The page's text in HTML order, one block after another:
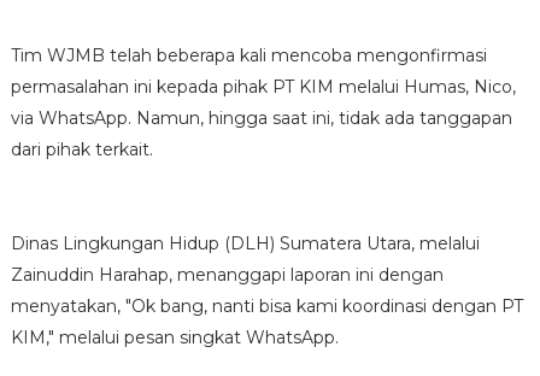
Tim WJMB telah beberapa kali mencoba mengonfirmasi
permasalahan ini kepada pihak PT KIM melalui Humas, Nico,
via WhatsApp. Namun, hingga saat ini, tidak ada tanggapan
dari pihak terkait.
Dinas Lingkungan Hidup (DLH) Sumatera Utara, melalui
Zainuddin Harahap, menanggapi laporan ini dengan
menyatakan, "Ok bang, nanti bisa kami koordinasi dengan PT
KIM," melalui pesan singkat WhatsApp.